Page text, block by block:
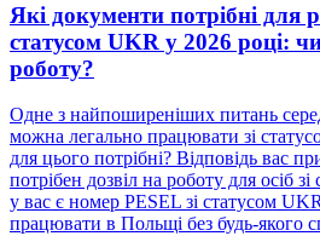
Які документи потрібні для
статусом UKR у 2026 році:
роботу?
Одне з найпоширеніших питань
можна легально працювати зі
для цього потрібні? Відповідь вас
потрібен дозвіл на роботу для осіб
у вас є номер PESEL зі статусом
працювати в Польщі без будь-якого